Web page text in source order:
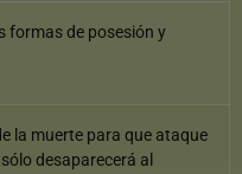
formas de posesión y
la muerte para que ataque
desaparecerá al